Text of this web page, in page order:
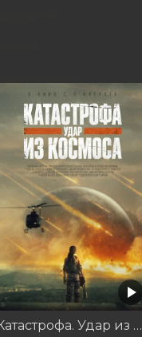
Катастрофа. Удар из космоса